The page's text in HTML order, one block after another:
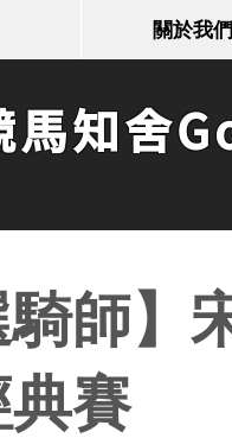
關於我們
馬知舍
騎師】
賽